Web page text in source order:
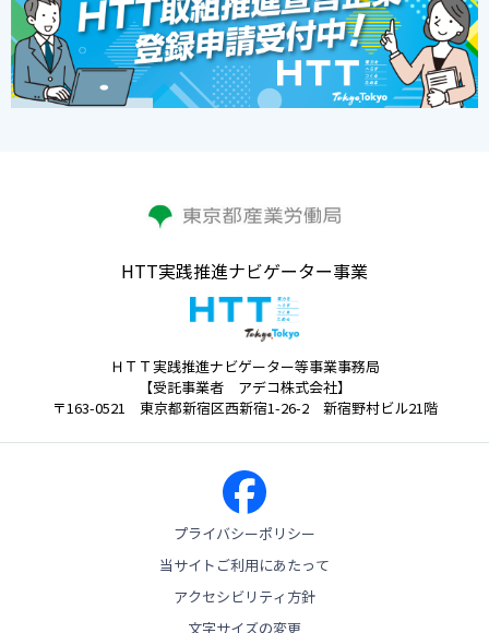
HTT実践推進ナビゲーター事業
ＨＴＴ実践推進ナビゲーター等事業事務局
【受託事業者 アデコ株式会社】
〒163-0521 東京都新宿区西新宿1-26-2 新宿野村ビル21階
プライバシーポリシー
当サイトご利用にあたって
アクセシビリティ方針